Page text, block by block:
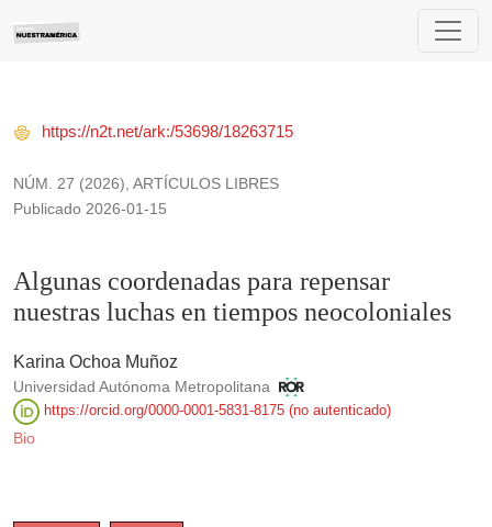
Algunas coordenadas para repensar nuestras luchas en
NÚM. 27 (2026) ARTÍCULOS LIBRES
Algunas coordenadas para repensar
nuestras luchas en tiempos neocoloniales
https://n2t.net/ark:/53698/18263715
Publicado 2026-01-15
Karina Ochoa Muñoz
Universidad Autónoma Metropolitana
https://orcid.org/0000-0001-5831-8175 (no autenticado)
Bio